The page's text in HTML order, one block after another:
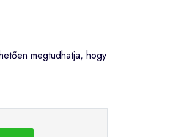
megtudhatja, hogy